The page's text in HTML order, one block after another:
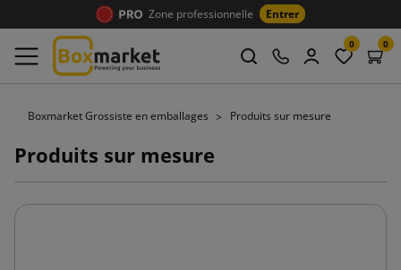
Zone professionnelle Entrer
0 0
Boxmarket Grossiste en emballages Produits sur mesure
Produits sur mesure